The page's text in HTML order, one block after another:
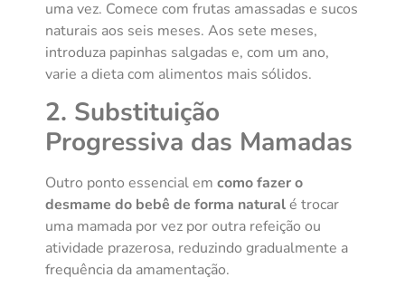
uma vez. Comece com frutas amassadas e sucos
naturais aos seis meses. Aos sete meses,
introduza papinhas salgadas e, com um ano,
varie a dieta com alimentos mais sólidos.
2. Substituição
Progressiva das Mamadas
Outro ponto essencial em como fazer o
desmame do bebê de forma naturalé trocar
uma mamada por vez por outra refeição ou
atividade prazerosa, reduzindo gradualmente a
frequência da amamentação.